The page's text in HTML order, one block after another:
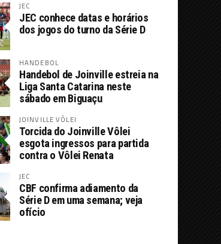
JEC
JEC conhece datas e horários
dos jogos do turno da Série D
HANDEBOL
Handebol de Joinville estreia na
Liga Santa Catarina neste
sábado em Biguaçu
JOINVILLE VÔLEI
Torcida do Joinville Vôlei
esgota ingressos para partida
contra o Vôlei Renata
JEC
CBF confirma adiamento da
Série D em uma semana; veja
ofício